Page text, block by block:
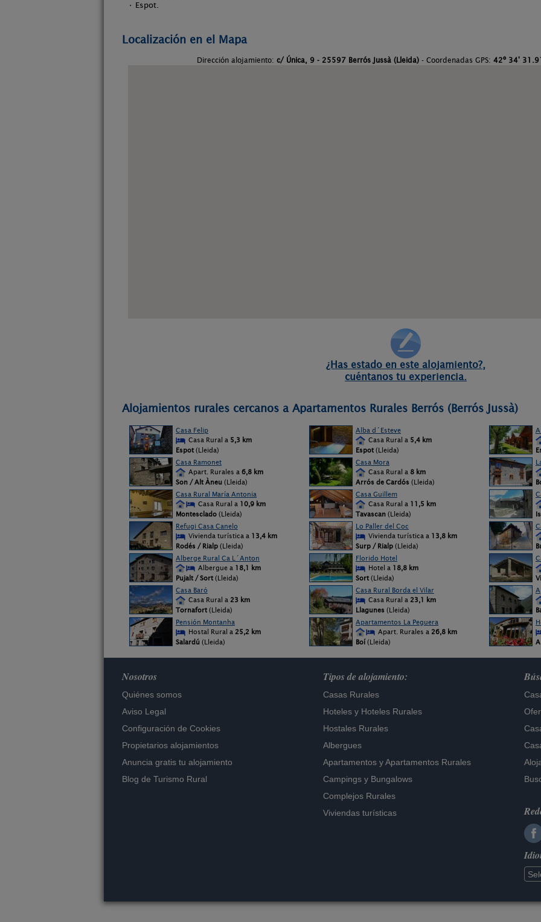
• Espot.
Localización en el Mapa
Dirección alojamiento: c/ Única, 9 - 25597 Berrós Jussà (Lleida)- Coordenadas GPS: 42º 34'
¿Has estado en este alojamiento?,
cuéntanos tu experiencia.
Alojamientos rurales cercanos a Apartamentos Rurales Berrós (Berrós Jussà)
Casa Felip
Casa Rural a 5,3 km
Espot (Lleida)
Alba d´Esteve
Casa Rural a 5,4 km
Espot (Lleida)
Casa Ramonet
Apart. Rurales a 6,8 km
Son / Alt Àneu (Lleida)
Casa Mora
Casa Rural a 8 km
Arrós de Cardós (Lleida)
Casa Rural María Antonia
Casa Rural a 10,9 km
Montesclado (Lleida)
Casa Guillem
Casa Rural a 11,5 km
Tavascan (Lleida)
Refugi Casa Canelo
Vivienda turística a 13,4 km
Rodés / Rialp (Lleida)
Lo Paller del Coc
Vivienda turística a 13,8 km
Surp / Rialp (Lleida)
Alberge Rural Ca L´Anton
Albergue a 18,1 km
Pujalt / Sort (Lleida)
Florido Hotel
Hotel a 18,8 km
Sort (Lleida)
Casa Baró
Casa Rural a 23 km
Tornafort (Lleida)
Casa Rural Borda el Vilar
Casa Rural a 23,1 km
Llagunes (Lleida)
Pensión Montanha
Hostal Rural a 25,2 km
Salardú (Lleida)
Apartamentos La Peguera
Apart. Rurales a 26,8 km
Boí (Lleida)
Nosotros
Quiénes somos
Aviso Legal
Configuración de Cookies
Propietarios alojamientos
Anuncia gratis tu alojamiento
Blog de Turismo Rural
Tipos de alojamiento:
Casas Rurales
Hoteles y Hoteles Rurales
Hostales Rurales
Albergues
Apartamentos yApartamentos Rurales
Campings y Bungalows
Complejos Rurales
Viviendas turísticas